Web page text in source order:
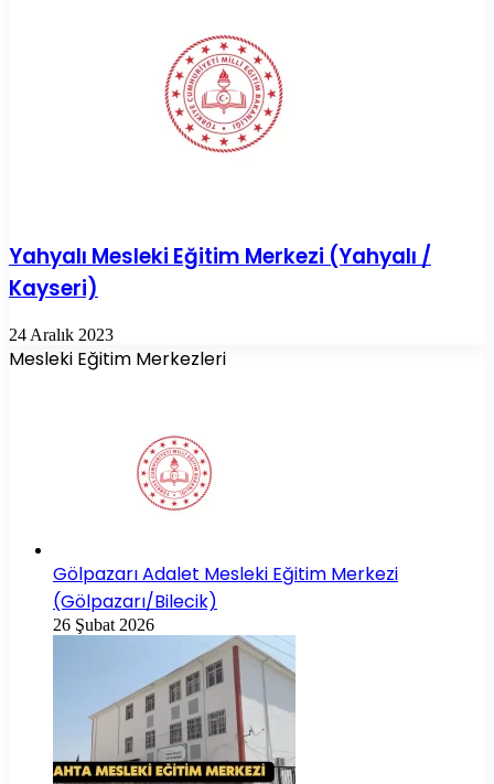
Yahyalı Mesleki Eğitim Merkezi (Yahyalı /
Kayseri)
24 Aralık 2023
Mesleki Eğitim Merkezleri
Gölpazarı Adalet Mesleki Eğitim Merkezi
(Gölpazarı/Bilecik)
26 Şubat 2026